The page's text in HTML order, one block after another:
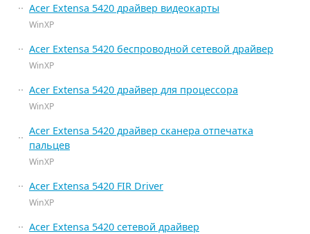
Acer Extensa 5420 драйвер видеокарты
WinXP
Acer Extensa 5420 беспроводной сетевой драйвер
WinXP
Acer Extensa 5420 драйвер для процессора
WinXP
Acer Extensa 5420 драйвер сканера отпечатка
пальцев
WinXP
Acer Extensa 5420 FIR Driver
WinXP
Acer Extensa 5420 сетевой драйвер